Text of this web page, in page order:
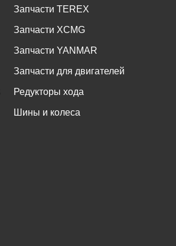
Запчасти TEREX
Запчасти XCMG
Запчасти YANMAR
Запчасти для двигателей
Редукторы хода
Шины и колеса